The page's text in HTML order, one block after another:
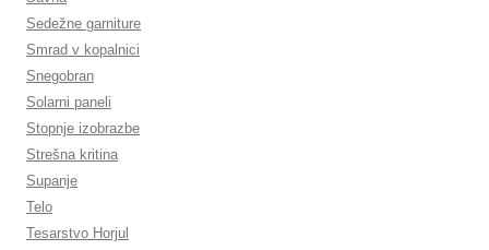
Sedežne garniture
Smrad v kopalnici
Snegobran
Solarni paneli
Stopnje izobrazbe
Strešna kritina
Supanje
Telo
Tesarstvo Horjul